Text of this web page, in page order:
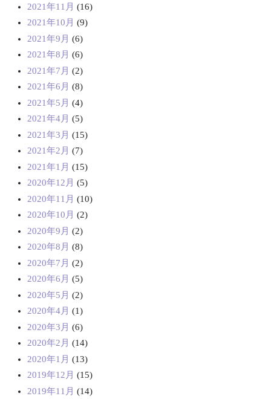
2021年11月 (16)
2021年10月 (9)
2021年9月 (6)
2021年8月 (6)
2021年7月 (2)
2021年6月 (8)
2021年5月 (4)
2021年4月 (5)
2021年3月 (15)
2021年2月 (7)
2021年1月 (15)
2020年12月 (5)
2020年11月 (10)
2020年10月 (2)
2020年9月 (2)
2020年8月 (8)
2020年7月 (2)
2020年6月 (5)
2020年5月 (2)
2020年4月 (1)
2020年3月 (6)
2020年2月 (14)
2020年1月 (13)
2019年12月 (15)
2019年11月 (14)